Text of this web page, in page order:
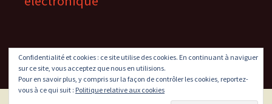
Confidentialité et cookies : ce site utilise des cookies. En continuant à naviguer
sur ce site, vous acceptez que nous en utilisions.
Pour en savoir plus, y compris sur la façon de contrôler les cookies, reportez-
vous à ce qui suit : Politique relative aux cookies